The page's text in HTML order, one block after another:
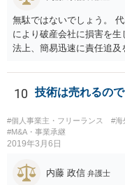
無駄ではないでしょう。
により破産会社に損害を
法上、簡易迅速に責任追
10 技術は売れるの
#個人事業主・フリーランス #海
#M&A・事業承継
2019年3月6日
内藤 政信 弁護士